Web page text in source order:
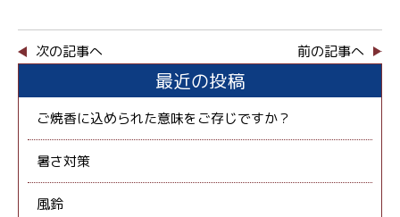
次の記事へ 前の記事へ
最近の投稿
ご焼香に込められた意味をご存じですか？
暑さ対策
風鈴